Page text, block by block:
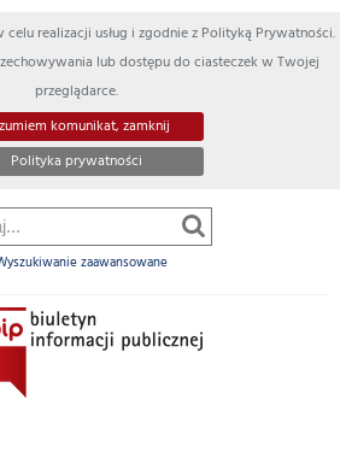
celu realizacji usług i zgodnie z Polityką Prywatności.
lub dostępu do ciasteczek w Twojej
przeglądarce.
komunikat, zamknij
Polityka prywatności
zaawansowane